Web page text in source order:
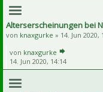
Alterserscheinungen bei
von knaxgurke » 14. Jun 2020,
von knaxgurke
14. Jun 2020, 14:14